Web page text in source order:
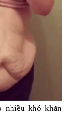
nhiều khó khăn